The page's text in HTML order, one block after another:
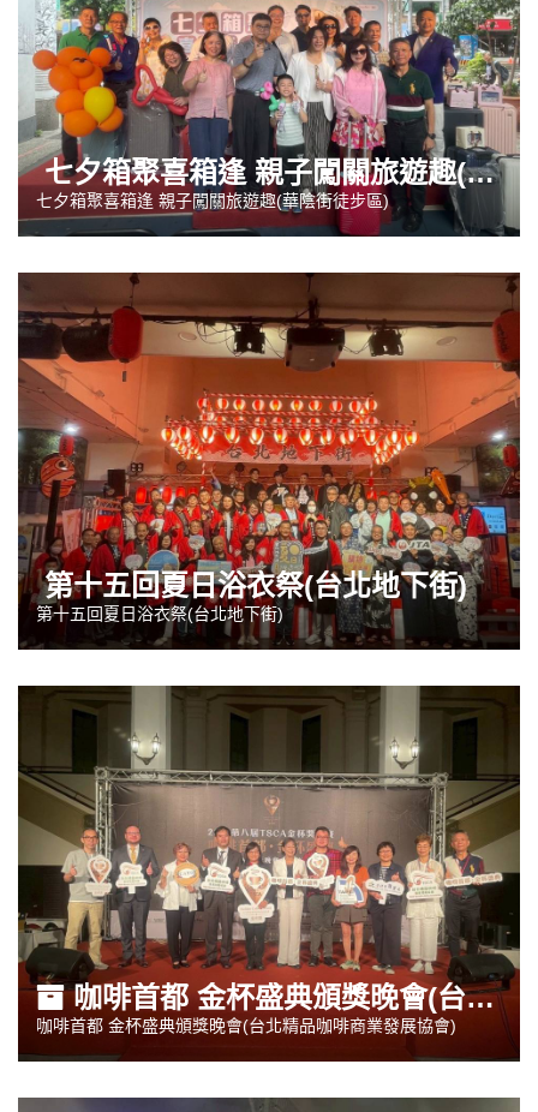
七夕箱聚喜箱逢 親子闖關旅遊趣(華陰街徒步區)
七夕箱聚喜箱逢 親子闖關旅遊趣(華陰街徒步區)
第十五回夏日浴衣祭(台北地下街)
第十五回夏日浴衣祭(台北地下街)
咖啡首都 金杯盛典頒獎晚會(台北精品咖啡商業發展協會)
咖啡首都 金杯盛典頒獎晚會(台北精品咖啡商業發展協會)